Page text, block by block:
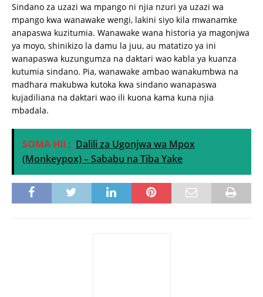
Sindano za uzazi wa mpango ni njia nzuri ya uzazi wa
mpango kwa wanawake wengi, lakini siyo kila mwanamke
anapaswa kuzitumia. Wanawake wana historia ya magonjwa
ya moyo, shinikizo la damu la juu, au matatizo ya ini
wanapaswa kuzungumza na daktari wao kabla ya kuanza
kutumia sindano. Pia, wanawake ambao wanakumbwa na
madhara makubwa kutoka kwa sindano wanapaswa
kujadiliana na daktari wao ili kuona kama kuna njia
mbadala.
SOMA HII : Dalili za Ugonjwa wa Mpox
(Monkeypox) – Sababu na Tiba Yake